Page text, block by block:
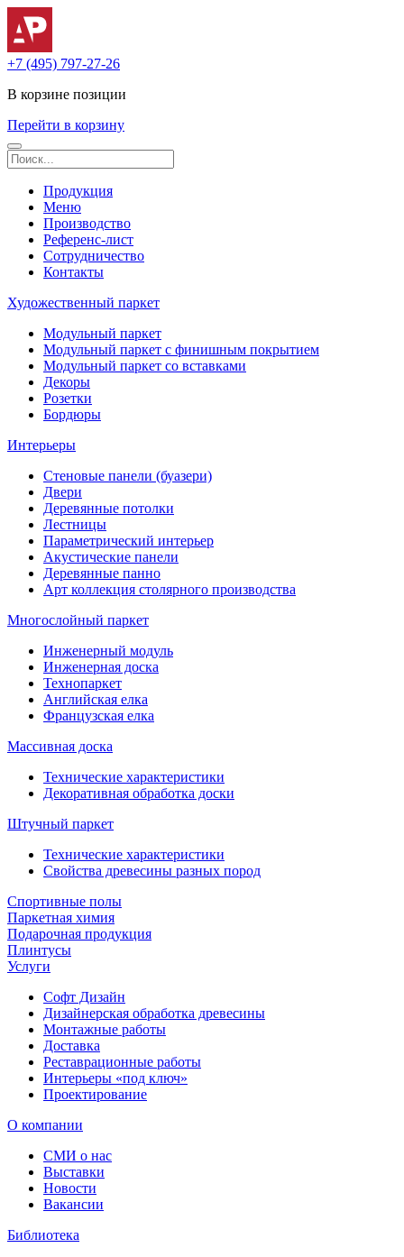
+7 (495) 797-27-26
В корзине позиции
Перейти в корзину
Продукция
Меню
Производство
Референс-лист
Сотрудничество
Контакты
Художественный паркет
Модульный паркет
Модульный паркет с финишным покрытием
Модульный паркет со вставками
Декоры
Розетки
Бордюры
Интерьеры
Стеновые панели (буазери)
Двери
Деревянные потолки
Лестницы
Параметрический интерьер
Акустические панели
Деревянные панно
Арт коллекция столярного производства
Многослойный паркет
Инженерный модуль
Инженерная доска
Технопаркет
Английская елка
Французская елка
Массивная доска
Технические характеристики
Декоративная обработка доски
Штучный паркет
Технические характеристики
Свойства древесины разных пород
Спортивные полы
Паркетная химия
Подарочная продукция
Плинтусы
Услуги
Софт Дизайн
Дизайнерская обработка древесины
Монтажные работы
Доставка
Реставрационные работы
Интерьеры «под ключ»
Проектирование
О компании
СМИ о нас
Выставки
Новости
Вакансии
Библиотека